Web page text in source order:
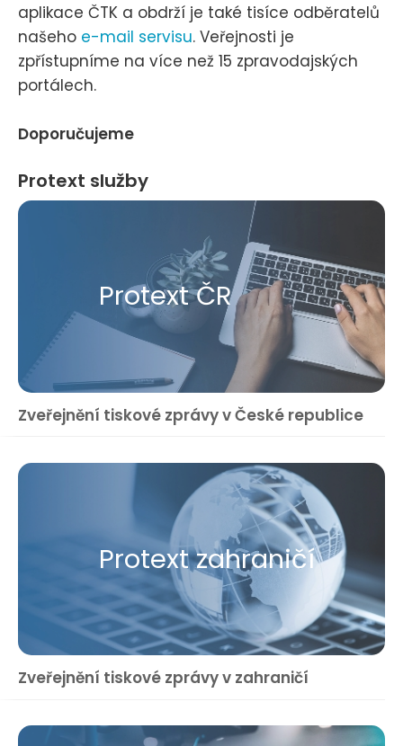
aplikace ČTK a obdrží je také tisíce odběratelů
našeho e-mail servisu. Veřejnosti je
zpřístupníme na více než 15 zpravodajských
portálech.
Doporučujeme
Protext služby
Protext ČR
Zveřejnění tiskové zprávy v České republice
Protext zahraničí
Zveřejnění tiskové zprávy v zahraničí